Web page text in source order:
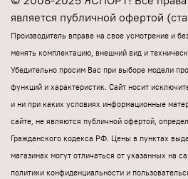
является публичной офертой
Производитель вправе на свое усмотрение и
менять комплектацию, внешний вид и
Убедительно просим Вас при выборе модели
функций и характеристик. Cайт носит
и ни при каких условиях информационные
сайте, не являются публичной офертой,
Гражданского кодекса РФ. Цены в пунктах
магазинах могут отличаться от указанных на
политики конфиденциальности и